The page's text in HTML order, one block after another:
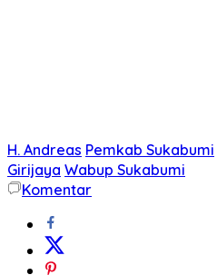
H. Andreas Pemkab Sukabumi
Girijaya Wabup Sukabumi
Komentar